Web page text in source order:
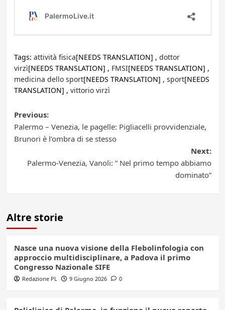
Tags: attività fisica[NEEDS TRANSLATION] , dottor
virzì[NEEDS TRANSLATION] , FMSI[NEEDS TRANSLATION] ,
medicina dello sport[NEEDS TRANSLATION] , sport[NEEDS
TRANSLATION] , vittorio virzì
Post
navigation
Previous:
Palermo – Venezia, le pagelle: Pigliacelli provvidenziale,
Brunori è l’ombra di se stesso
Next:
Palermo-Venezia, Vanoli: ” Nel primo tempo abbiamo
dominato”
Altre storie
Nasce una nuova visione della Flebolinfologia con
approccio multidisciplinare, a Padova il primo
Congresso Nazionale SIFE
Redazione PL 9 Giugno 2026 0